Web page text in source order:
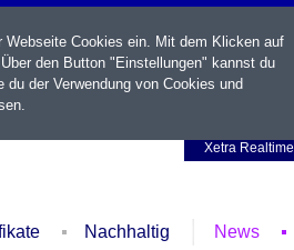
Xetra Realtime
Nachhaltig News
Cookies ein. Mit dem Klicken auf
den Button "Einstellungen" kannst du
der Verwendung von Cookies und
.